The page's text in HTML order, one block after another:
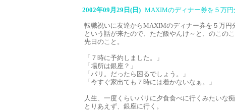
2002年09月29日(日) MAXIMのディナー券を５万円
転職祝いに友達からMAXIMのディナー券を５万円
という話が来たので、ただ飯やんけ～と、のこのこ
先日のこと。
「７時に予約しました。」
「場所は銀座？」
「パリ。だったら困るでしょう。」
「今すぐ家出ても７時には着かないなぁ。」
人生、一度くらいパリに夕食食べに行くみたいな
とりあえず、銀座に行く。